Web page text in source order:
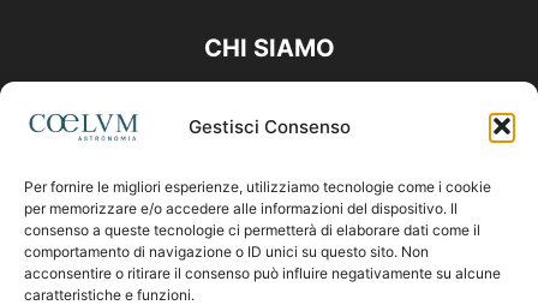
Gestisci Consenso
Per fornire le migliori esperienze, utilizziamo tecnologie come i cookie
per memorizzare e/o accedere alle informazioni del dispositivo. Il
consenso a queste tecnologie ci permetterà di elaborare dati come il
comportamento di navigazione o ID unici su questo sito. Non
acconsentire o ritirare il consenso può influire negativamente su alcune
caratteristiche e funzioni.
CHI SIAMO
Contattaci:coelumastro@coelum.com
SEGUICI